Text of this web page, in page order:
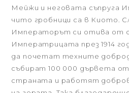
Мейжи и неговата съпруга
чито гробници са в Киото.
Императорът си отива от
Императрицата през 1914
да почетат техните
събират 100 000 дървета от
страната и работят